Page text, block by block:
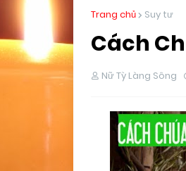
Trang chủ Suy tư
Cách
Nữ Tỳ Làng Sông